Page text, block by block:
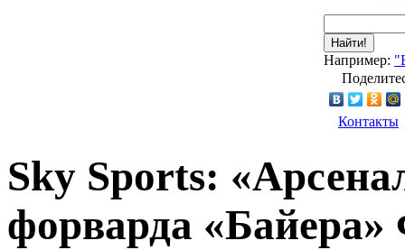
Найти!
Например:
Контакты
Sky Sports:
форварда